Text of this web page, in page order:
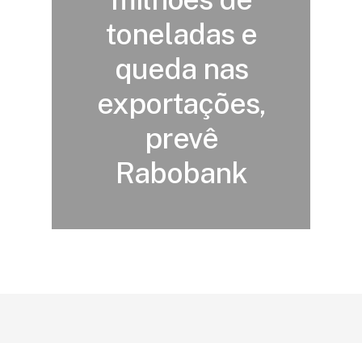
toneladas e
queda nas
exportações,
prevê
Rabobank